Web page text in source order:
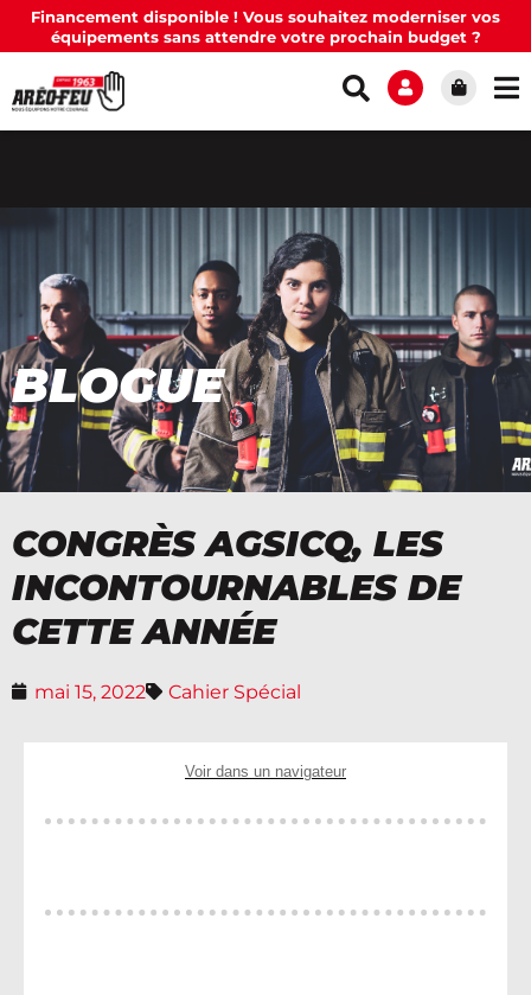
Financement disponible ! Vous souhaitez moderniser vos
équipements sans attendre votre prochain budget ?
BLOGUE
CONGRÈS AGSICQ, LES
INCONTOURNABLES DE
CETTE ANNÉE
mai 15, 2022 Cahier Spécial
Voir dans un navigateur